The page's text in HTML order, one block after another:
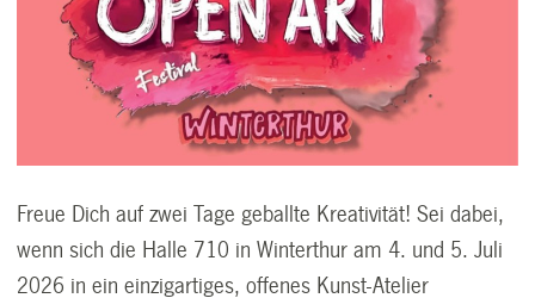
Freue Dich auf zwei Tage geballte Kreativität! Sei dabei,
wenn sich die Halle 710 in Winterthur am 4. und 5. Juli
2026 in ein einzigartiges, offenes Kunst-Atelier